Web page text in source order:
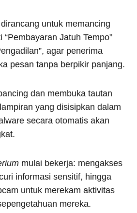
untuk memancing
“Pembayaran Jatuh Tempo”
agar penerima
pesan tanpa berpikir panjang.
dan membuka tautan
yang disisipkan dalam
secara otomatis akan
mulai bekerja: mengakses
informasi sensitif, hingga
untuk merekam aktivitas
mereka.